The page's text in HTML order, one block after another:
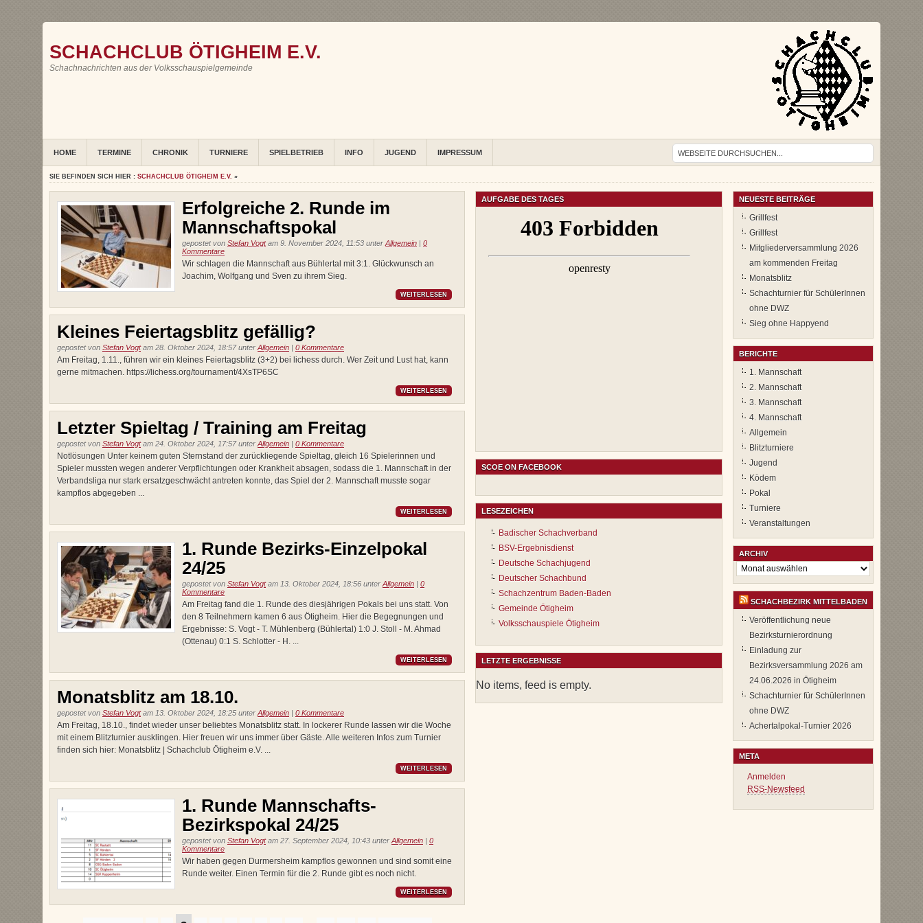
SCHACHCLUB ÖTIGHEIM E.V.
Schachnachrichten aus der Volksschauspielgemeinde
HOME TERMINE CHRONIK TURNIERE SPIELBETRIEB INFO JUGEND IMPRESSUM
SIE BEFINDEN SICH HIER : SCHACHCLUB ÖTIGHEIM E.V. »
Erfolgreiche 2. Runde im
Mannschaftspokal
gepostet von Stefan Vogtam 9. November 2024, 11:53 unter Allgemein | 0
Kommentare
Wir schlagen die Mannschaft aus Bühlertal mit 3:1. Glückwunsch an
Joachim, Wolfgang und Sven zu ihrem Sieg.
WEITERLESEN
Kleines Feiertagsblitz gefällig?
gepostet von Stefan Vogtam 28. Oktober 2024, 18:57 unter Allgemein | 0 Kommentare
Am Freitag, 1.11., führen wir ein kleines Feiertagsblitz (3+2) bei lichess durch. Wer Zeit und Lust hat, kann
gerne mitmachen. https://lichess.org/tournament/4XsTP6SC
WEITERLESEN
Letzter Spieltag / Training am Freitag
gepostet von Stefan Vogtam 24. Oktober 2024, 17:57 unter Allgemein | 0 Kommentare
Notlösungen Unter keinem guten Sternstand der zurückliegende Spieltag, gleich 16 Spielerinnen und
Spieler mussten wegen anderer Verpflichtungen oder Krankheit absagen, sodass die 1. Mannschaft in der
Verbandsliga nur stark ersatzgeschwächt antreten konnte, das Spiel der 2. Mannschaft musste sogar
kampflos abgegeben ...
WEITERLESEN
1. Runde Bezirks-Einzelpokal
24/25
gepostet von Stefan Vogtam 13. Oktober 2024, 18:56 unter Allgemein | 0
Kommentare
Am Freitag fand die 1. Runde des diesjährigen Pokals bei uns statt. Von
den 8 Teilnehmern kamen 6 aus Ötigheim. Hier die Begegnungen und
Ergebnisse: S. Vogt - T. Mühlenberg (Bühlertal) 1:0 J. Stoll - M. Ahmad
(Ottenau) 0:1 S. Schlotter - H. ...
WEITERLESEN
Monatsblitz am 18.10.
gepostet von Stefan Vogtam 13. Oktober 2024, 18:25 unter Allgemein | 0 Kommentare
Am Freitag, 18.10., findet wieder unser beliebtes Monatsblitz statt. In lockerer Runde lassen wir die Woche
mit einem Blitzturnier ausklingen. Hier freuen wir uns immer über Gäste. Alle weiteren Infos zum Turnier
finden sich hier: Monatsblitz | Schachclub Ötigheim e.V. ...
WEITERLESEN
1. Runde Mannschafts-
Bezirkspokal 24/25
gepostet von Stefan Vogtam 27. September 2024, 10:43 unter Allgemein | 0
Kommentare
Wir haben gegen Durmersheim kampflos gewonnen und sind somit eine
Runde weiter. Einen Termin für die 2. Runde gibt es noch nicht.
WEITERLESEN
AUFGABE DES TAGES
SCOE ON FACEBOOK
LESEZEICHEN
Badischer Schachverband
BSV-Ergebnisdienst
Deutsche Schachjugend
Deutscher Schachbund
Schachzentrum Baden-Baden
Gemeinde Ötigheim
Volksschauspiele Ötigheim
LETZTE ERGEBNISSE
No items, feed is empty.
NEUESTE BEITRÄGE
Grillfest
Grillfest
Mitgliederversammlung 2026
am kommenden Freitag
Monatsblitz
Schachturnier für SchülerInnen
ohne DWZ
Sieg ohne Happyend
BERICHTE
1. Mannschaft
2. Mannschaft
3. Mannschaft
4. Mannschaft
Allgemein
Blitzturniere
Jugend
Ködem
Pokal
Turniere
Veranstaltungen
ARCHIV
Archiv
SCHACHBEZIRK MITTELBADEN
Veröffentlichung neue
Bezirksturnierordnung
Einladung zur
Bezirksversammlung 2026 am
24.06.2026 in Ötigheim
Schachturnier für SchülerInnen
ohne DWZ
Achertalpokal-Turnier 2026
META
Anmelden
RSS-Newsfeed